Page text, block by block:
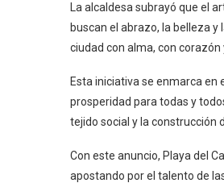
La alcaldesa subrayó que el
buscan el abrazo, la belleza y
ciudad con alma, con corazón
Esta iniciativa se enmarca
prosperidad para todas y
tejido social y la construcción
Con este anuncio, Playa del
apostando por el talento de